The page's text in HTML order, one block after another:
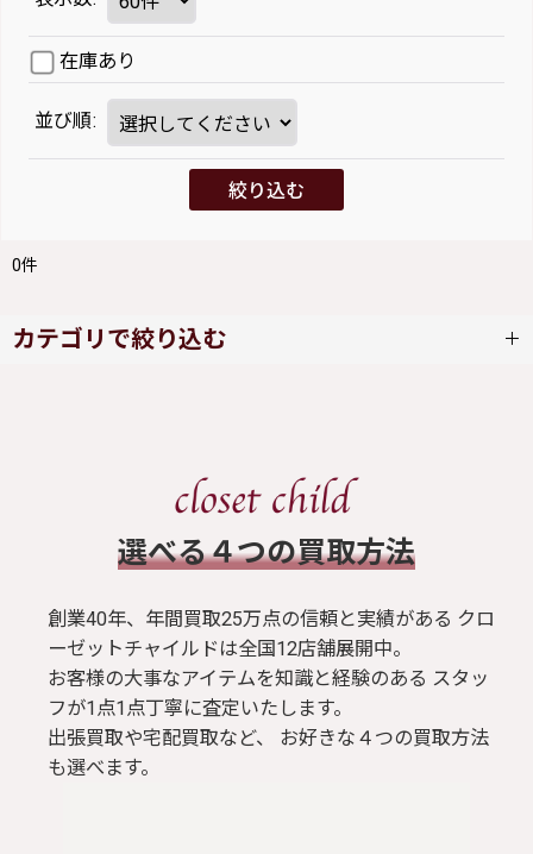
在庫あり
並び順:
絞り込む
0件
カテゴリで絞り込む
ブラウス / シャツ
トップス
Tシャツ
​選べる４つの買取方法
創業40年、年間買取25万点の信頼と実績がある クロ
ーゼットチャイルドは全国12店舗展開中。
お客様の大事なアイテムを知識と経験のある スタッ
フが1点1点丁寧に査定いたします。
出張買取や宅配買取など、 お好きな４つの買取方法
も選べます。